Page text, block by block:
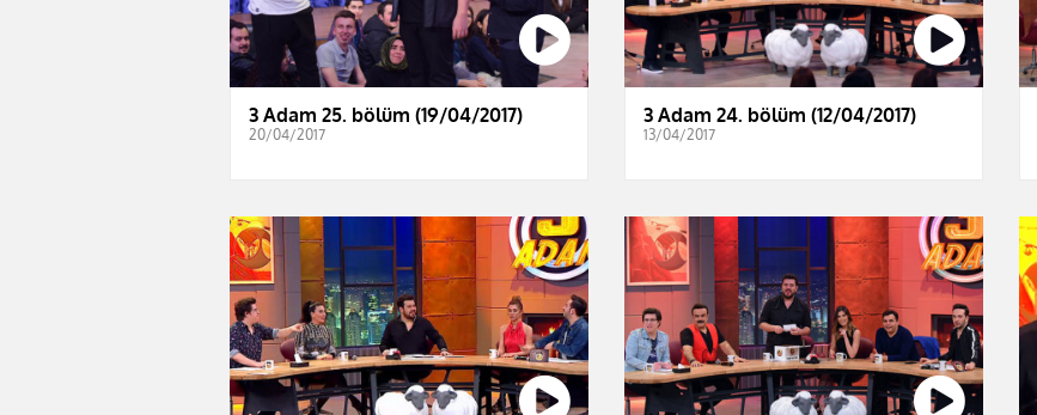
3 Adam 25. bölüm (19/04/2017)
20/04/2017
3 Adam 24. bölüm (12/04/2017)
13/04/2017